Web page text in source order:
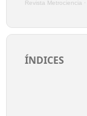
Revista Metrociencia ·
ÍNDICES